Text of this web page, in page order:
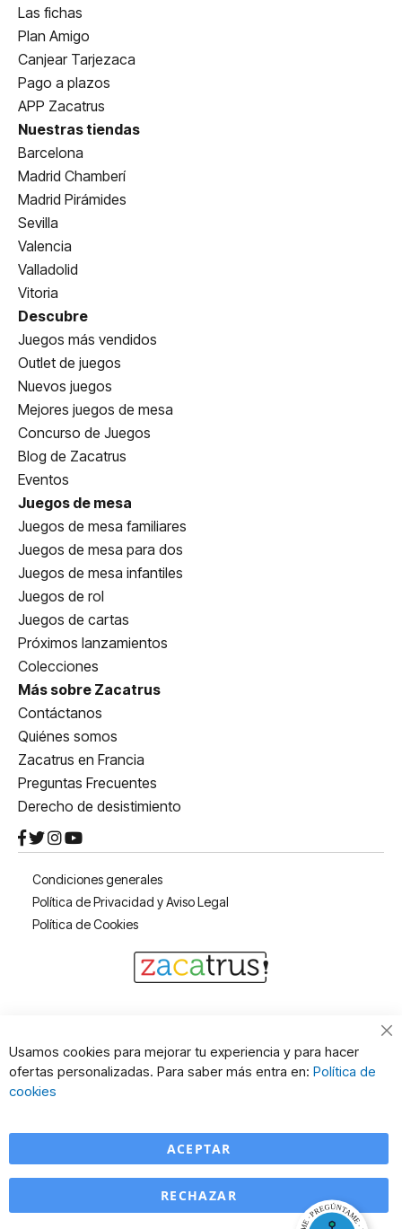
Las fichas
Plan Amigo
Canjear Tarjezaca
Pago a plazos
APP Zacatrus
Nuestras tiendas
Barcelona
Madrid Chamberí
Madrid Pirámides
Sevilla
Valencia
Valladolid
Vitoria
Descubre
Juegos más vendidos
Outlet de juegos
Nuevos juegos
Mejores juegos de mesa
Concurso de Juegos
Blog de Zacatrus
Eventos
Juegos de mesa
Juegos de mesa familiares
Juegos de mesa para dos
Juegos de mesa infantiles
Juegos de rol
Juegos de cartas
Próximos lanzamientos
Colecciones
Más sobre Zacatrus
Contáctanos
Quiénes somos
Zacatrus en Francia
Preguntas Frecuentes
Derecho de desistimiento
Condiciones generales
Política de Privacidad y Aviso Legal
Política de Cookies
Usamos cookies para mejorar tu experiencia y para hacer
ofertas personalizadas. Para saber más entra en: Política de
cookies
ACEPTAR
RECHAZAR